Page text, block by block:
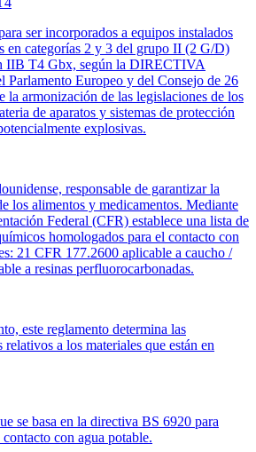
ser incorporados a equipos instalados
en categorías 2 y 3 del grupo II (2 G/D)
IIB T4 Gbx, según la DIRECTIVA
Europeo y del Consejo de 26
la armonización de las legislaciones de los
de aparatos y sistemas de protección
explosivas.
responsable de garantizar la
los alimentos y medicamentos. Mediante
Federal (CFR) establece una lista de
homologados para el contacto con
21 CFR 177.2600 aplicable a caucho /
a resinas perfluorocarbonadas.
este reglamento determina las
a los materiales que están en
se basa en la directiva BS 6920 para
con agua potable.